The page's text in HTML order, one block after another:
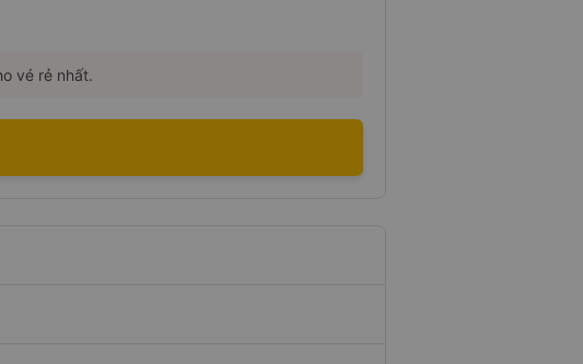
vé rẻ nhất.